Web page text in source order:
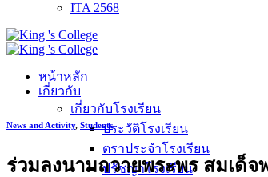
ITA 2568
หน้าหลัก
เกี่ยวกับ
เกี่ยวกับโรงเรียน
ประวัติโรงเรียน
ตราประจำโรงเรียน
ปรัชญาโรงเรียน
News and Activity, Students
ร่วมลงนามถวายพระพร สมเด็